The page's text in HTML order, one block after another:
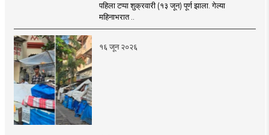
पहिला टप्पा शुक्रवारी (१३ जून) पूर्ण झाला. गेल्या
महिनाभरात ..
१६ जून २०२६